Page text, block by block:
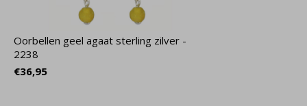
Oorbellen geel agaat sterling zilver -
2238
€36,95